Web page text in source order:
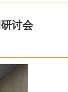
讨会